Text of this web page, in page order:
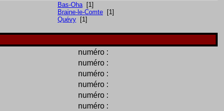
Bas-Oha[1]
Braine-le-Comte [1]
Quévy [1]
numéro :
numéro :
numéro :
numéro :
numéro :
numéro :